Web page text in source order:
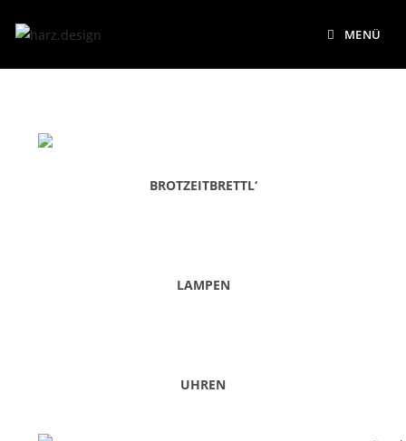
MENÜ
BROTZEITBRETTL‘
LAMPEN
UHREN